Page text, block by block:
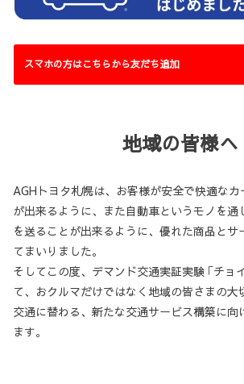
スマホの方はこちらから友だち追加
地域の皆様へ
AGHトヨタ札幌は、お客様が安全で快適なカ
が出来るように、また自動車というモノを通
を送ることが出来るように、優れた商品とサ
てまいりました。
そしてこの度、デマンド交通実証実験 ｢チョ
て、おクルマだけではなく地域の皆さまの大
交通に替わる、新たな交通サービス構築に向
ます。